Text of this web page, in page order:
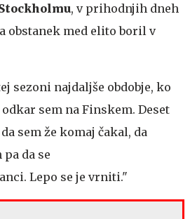
, v prihodnjih dneh
obstanek med elito boril v
sezoni najdaljše obdobje, ko
sem na Finskem. Deset
sem že komaj čakal, da
da se
Lepo se je vrniti."